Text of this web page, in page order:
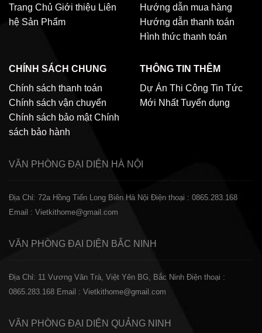
Trang Chủ Giới thiệu Liên
hệ Sản Phẩm
Hướng dẫn mua hàng
Hướng dẫn thanh toán
Hình thức thanh toán
CHÍNH SÁCH CHUNG
Chính sách thanh toán
Chính sách vận chuyển
Chính sách bảo mật Chính
sách bảo hành
THÔNG TIN THÊM
Dự Án Thi Công Tin Tức
Mới Nhất Tuyển dụng
VĂN PHÒNG ĐẠI DIỆN HÀ NỘI
Địa Chỉ: 72a Hồng Tiến Long Biên Hà Nội Điện thoại : 0865.283.168
Email : Vietkithome@gmail.com
VĂN PHÒNG ĐẠI DIỆN BẮC NINH
Địa Chỉ: 11 Vương Văn Trà, Việt Yên BG, Bắc Ninh Điện thoại :
0865.283.168 Email : Vietkithome@gmail.com
VĂN PHÒNG ĐẠI DIỆN QUẢNG NINH